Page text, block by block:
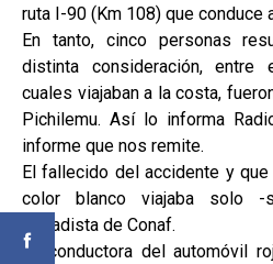
ruta I-90 (Km 108) que conduce
En tanto, cinco personas
distinta consideración,
cuales viajaban a la costa,
Pichilemu. Así lo informa
informe que nos remite.
El fallecido del accidente y
color blanco viajaba solo
brigadista de Conaf.
La conductora del automóvil